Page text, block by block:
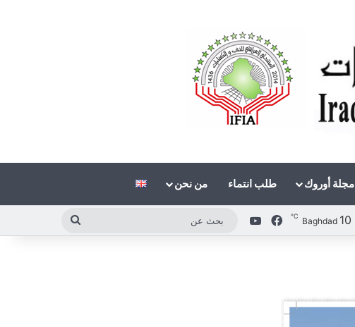
مجلة أوروك طلب انتماء من نحن
Baghdad 10
℃ فيسبوك‫YouTube